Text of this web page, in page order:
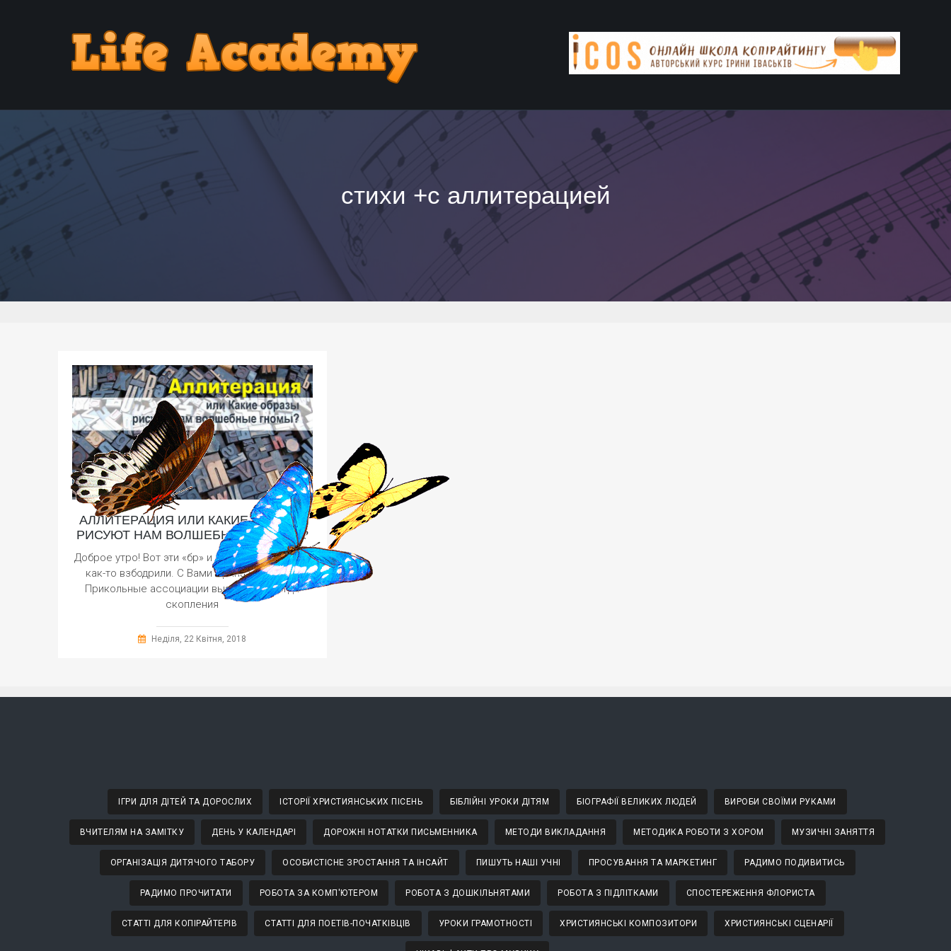
стихи +с аллитерацией
АЛЛИТЕРАЦИЯ ИЛИ КАКИЕ ОБРАЗЫ
РИСУЮТ НАМ ВОЛШЕБНЫЕ ГНОМЫ?
Доброе утро! Вот эти «бр» и «тр» в приветствии
как-то взбодрили. С Вами Ирина Иваськив.
Прикольные ассоциации вызывают иногда
скопления
Неділя, 22 Квітня, 2018
ІГРИ ДЛЯ ДІТЕЙ ТА ДОРОСЛИХ ІСТОРІЇ ХРИСТИЯНСЬКИХ ПІСЕНЬ БІБЛІЙНІ УРОКИ ДІТЯМ БІОГРАФІЇ ВЕЛИКИХ ЛЮДЕЙ ВИРОБИ СВОЇМИ РУКАМИ
ВЧИТЕЛЯМ НА ЗАМІТКУ ДЕНЬ У КАЛЕНДАРІ ДОРОЖНІ НОТАТКИ ПИСЬМЕННИКА МЕТОДИ ВИКЛАДАННЯ МЕТОДИКА РОБОТИ З ХОРОМ МУЗИЧНІ ЗАНЯТТЯ
ОРГАНІЗАЦІЯ ДИТЯЧОГО ТАБОРУ ОСОБИСТІСНЕ ЗРОСТАННЯ ТА ІНСАЙТ ПИШУТЬ НАШІ УЧНІ ПРОСУВАННЯ ТА МАРКЕТИНГ РАДИМО ПОДИВИТИСЬ
РАДИМО ПРОЧИТАТИ РОБОТА ЗА КОМП'ЮТЕРОМ РОБОТА З ДОШКІЛЬНЯТАМИ РОБОТА З ПІДЛІТКАМИ СПОСТЕРЕЖЕННЯ ФЛОРИСТА
СТАТТІ ДЛЯ КОПІРАЙТЕРІВ СТАТТІ ДЛЯ ПОЕТІВ-ПОЧАТКІВЦІВ УРОКИ ГРАМОТНОСТІ ХРИСТИЯНСЬКІ КОМПОЗИТОРИ ХРИСТИЯНСЬКІ СЦЕНАРІЇ